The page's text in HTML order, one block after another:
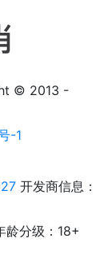
© 2013 -
-1
开发商信息：
龄分级：18+